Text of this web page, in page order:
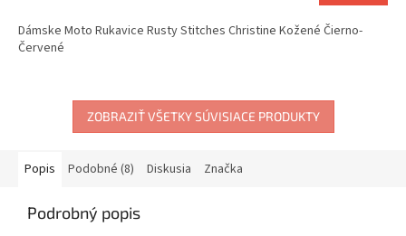
Dámske Moto Rukavice Rusty Stitches Christine Kožené Čierno-
Červené
ZOBRAZIŤ VŠETKY SÚVISIACE PRODUKTY
Popis Podobné (8) Diskusia Značka
Podrobný popis